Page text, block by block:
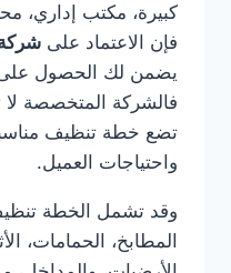
كبيرة، مكتب إداري،
فإن الاعتماد على
يضمن لك الحصول
فالشركة المتخصصة
تضع خطة تنظيف
واحتياجات العميل.
وقد تشمل الخطة
المطابخ، الحمامات،